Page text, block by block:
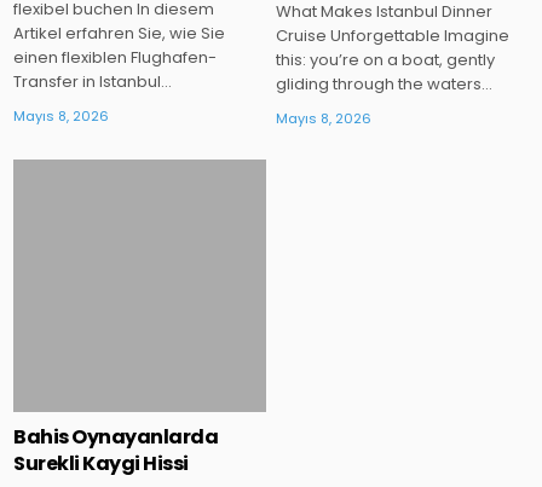
flexibel buchen In diesem
Artikel erfahren Sie, wie Sie
einen flexiblen Flughafen-
Transfer in Istanbul…
Mayıs 8, 2026
What Makes Istanbul Dinner
Cruise Unforgettable Imagine
this: you’re on a boat, gently
gliding through the waters…
Mayıs 8, 2026
Bahis Oynayanlarda
Surekli Kaygi Hissi